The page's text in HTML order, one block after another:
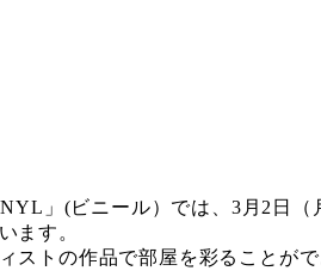
」(ビニール）では、3月2日
ます。
トの作品で部屋を彩ることが